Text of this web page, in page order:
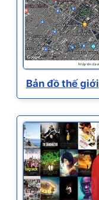
Bản đồ thế giới